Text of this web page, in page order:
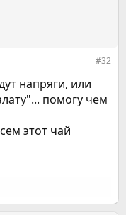
#32
напряги, или
помогу чем
этот чай